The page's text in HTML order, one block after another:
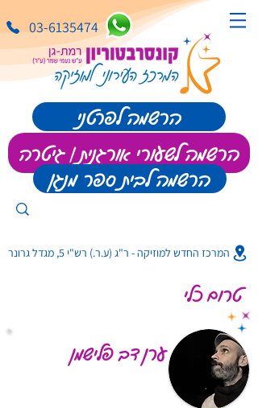
03-6135474
הרשמה לשעורי אורגנית | גיטרה
הרשמה לבית ספר מנגן
הרשמה לפרטני
המרכז החדש למוזיקה - ר"ג (ע.ר.) רש"י 5, מגדל גרונר
טרום כלי
ערן דב פלישמן